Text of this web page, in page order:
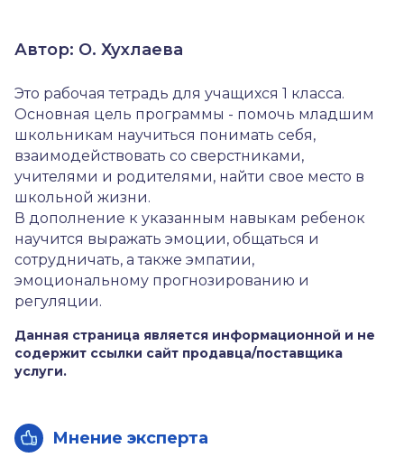
Автор: О. Хухлаева
Это рабочая тетрадь для учащихся 1 класса.
Основная цель программы - помочь младшим
школьникам научиться понимать себя,
взаимодействовать со сверстниками,
учителями и родителями, найти свое место в
школьной жизни.
В дополнение к указанным навыкам ребенок
научится выражать эмоции, общаться и
сотрудничать, а также эмпатии,
эмоциональному прогнозированию и
регуляции.
Данная страница является информационной и не
содержит ссылки сайт продавца/поставщика
услуги.
Мнение эксперта